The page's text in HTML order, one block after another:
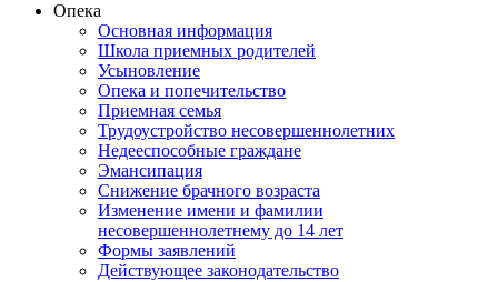
Опека
Основная информация
Школа приемных родителей
Усыновление
Опека и попечительство
Приемная семья
Трудоустройство несовершеннолетних
Недееспособные граждане
Эмансипация
Снижение брачного возраста
Изменение имени и фамилии
несовершеннолетнему до 14 лет
Формы заявлений
Действующее законодательство